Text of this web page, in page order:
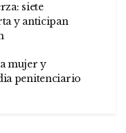
siete
y anticipan
mujer y
penitenciario